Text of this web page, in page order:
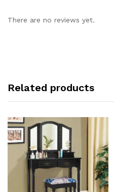
There are no reviews yet.
Related products